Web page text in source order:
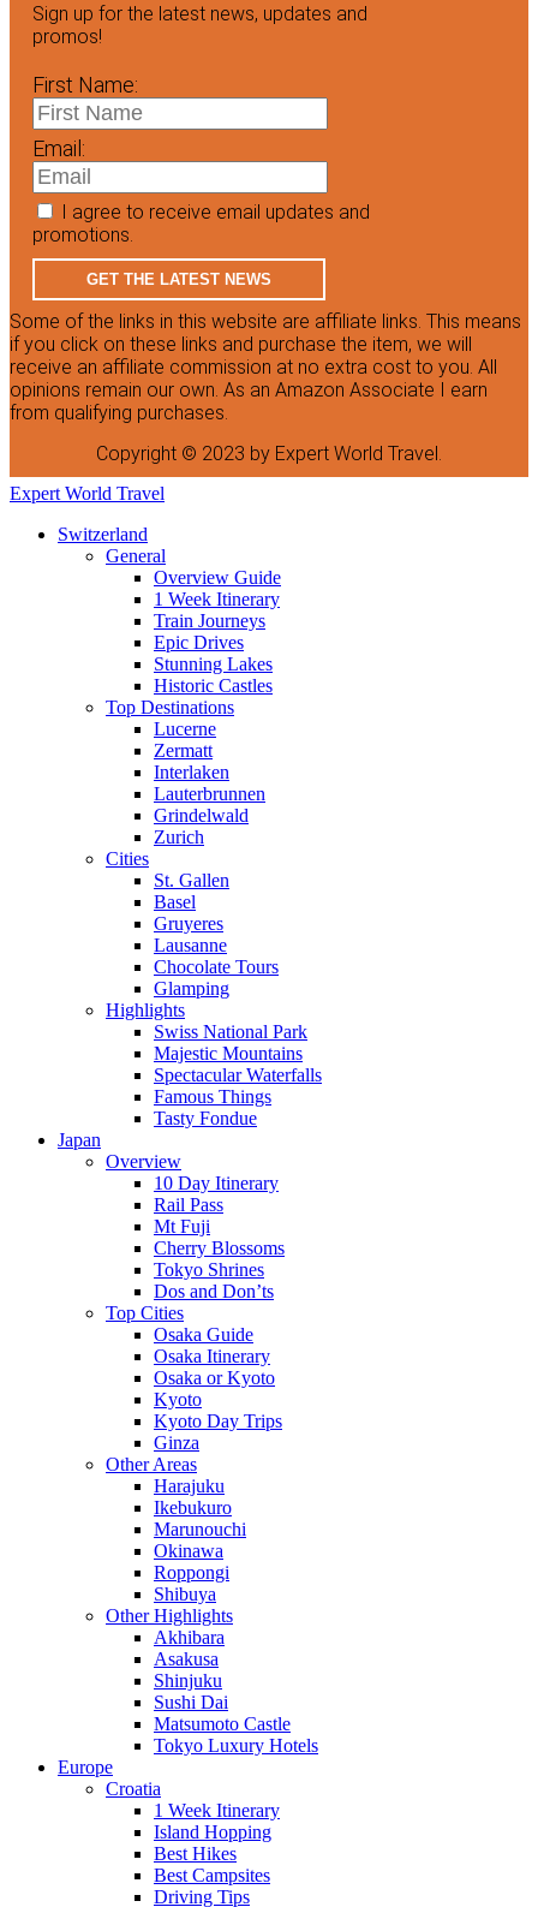
Sign up for the latest news, updates and
promos!
First Name:
Email:
I agree to receive email updates and
promotions.
GET THE LATEST NEWS
Some of the links in this website are affiliate links. This means
if you click on these links and purchase the item, we will
receive an affiliate commission at no extra cost to you. All
opinions remain our own. As an Amazon Associate I earn
from qualifying purchases.
Copyright © 2023 by Expert World Travel.
Expert World Travel
Switzerland
General
Overview Guide
1 Week Itinerary
Train Journeys
Epic Drives
Stunning Lakes
Historic Castles
Top Destinations
Lucerne
Zermatt
Interlaken
Lauterbrunnen
Grindelwald
Zurich
Cities
St. Gallen
Basel
Gruyeres
Lausanne
Chocolate Tours
Glamping
Highlights
Swiss National Park
Majestic Mountains
Spectacular Waterfalls
Famous Things
Tasty Fondue
Japan
Overview
10 Day Itinerary
Rail Pass
Mt Fuji
Cherry Blossoms
Tokyo Shrines
Dos and Don’ts
Top Cities
Osaka Guide
Osaka Itinerary
Osaka or Kyoto
Kyoto
Kyoto Day Trips
Ginza
Other Areas
Harajuku
Ikebukuro
Marunouchi
Okinawa
Roppongi
Shibuya
Other Highlights
Akhibara
Asakusa
Shinjuku
Sushi Dai
Matsumoto Castle
Tokyo Luxury Hotels
Europe
Croatia
1 Week Itinerary
Island Hopping
Best Hikes
Best Campsites
Driving Tips